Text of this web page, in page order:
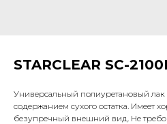
STARCLEAR SC-
Универсальный полиуретановый
содержанием сухого остатка. Имеет
безупречный внешний вид. Не